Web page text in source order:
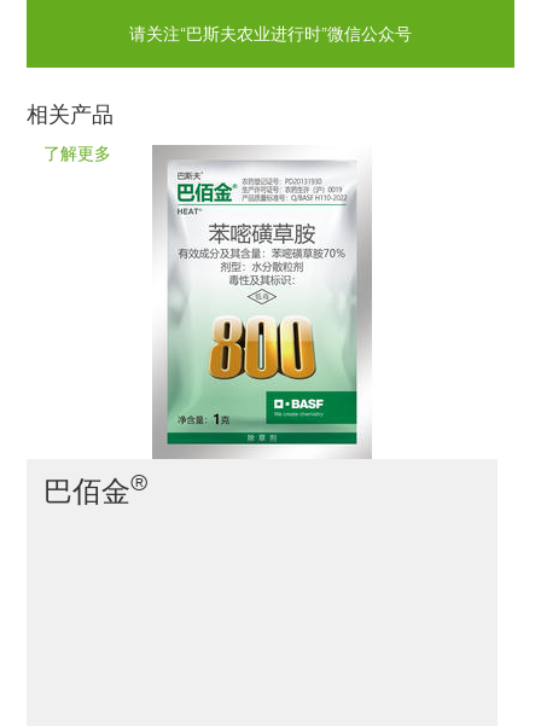
请关注“巴斯夫农业进行时”微信公众号
相关产品
巴佰金®
了解更多